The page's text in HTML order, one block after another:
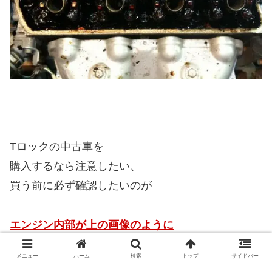
Tロックの中古車を
購入するなら注意したい、
買う前に必ず確認したいのが
エンジン内部が上の画像のように
汚なくなってないかということ。
メニュー ホーム 検索 トップ サイドバー